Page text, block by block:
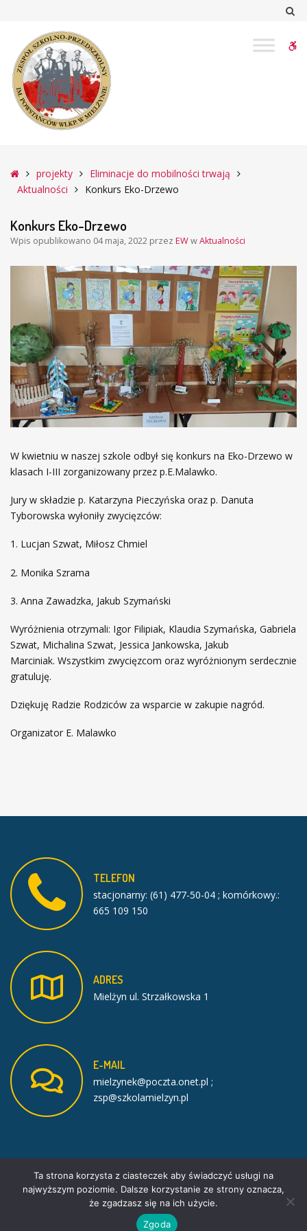
Drzewo
Głównaprojekty
Eliminacje do mobilności trwają
Aktualności
Konkurs Eko-Drzewo
Konkurs Eko-Drzewo
Wpis opublikowano 04 maja, 2022 przez EWwAktualności
W kwietniu w naszej szkole odbył się konkurs na Eko-Drzewo w
klasach I-III zorganizowany przez p.E.Malawko.
Jury w składzie p. Katarzyna Pieczyńska oraz p. Danuta
Tyborowska wyłoniły zwycięzców:
1. Lucjan Szwat, Miłosz Chmiel
2. Monika Szrama
3. Anna Zawadzka, Jakub Szymański
Wyróżnienia otrzymali: Igor Filipiak, Klaudia Szymańska, Gabriela
Szwat, Michalina Szwat, Jessica Jankowska, Jakub
Marciniak. Wszystkim zwycięzcom oraz wyróżnionym serdecznie
gratuluję.
Dziękuję Radzie Rodziców za wsparcie w zakupie nagród.
Organizator E. Malawko
TELEFON
stacjonarny: (61) 477-50-04 ; komórkowy.:
665 109 150
ADRES
Mielżyn ul. Strzałkowska 1
E-MAIL
mielzynek@poczta.onet.pl ;
zsp@szkolamielzyn.pl
Facebook
PE School theme by PixelEmu
Ta strona korzysta z ciasteczek aby świadczyć usługi na
najwyższym poziomie. Dalsze korzystanie ze strony oznacza,
że zgadzasz się na ich użycie.
Zgoda